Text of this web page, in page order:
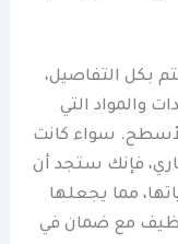
بكل التفاصيل،
والمواد التي
سواء كانت
فإنك ستجد أن
مما يجعلها
مع ضمان في